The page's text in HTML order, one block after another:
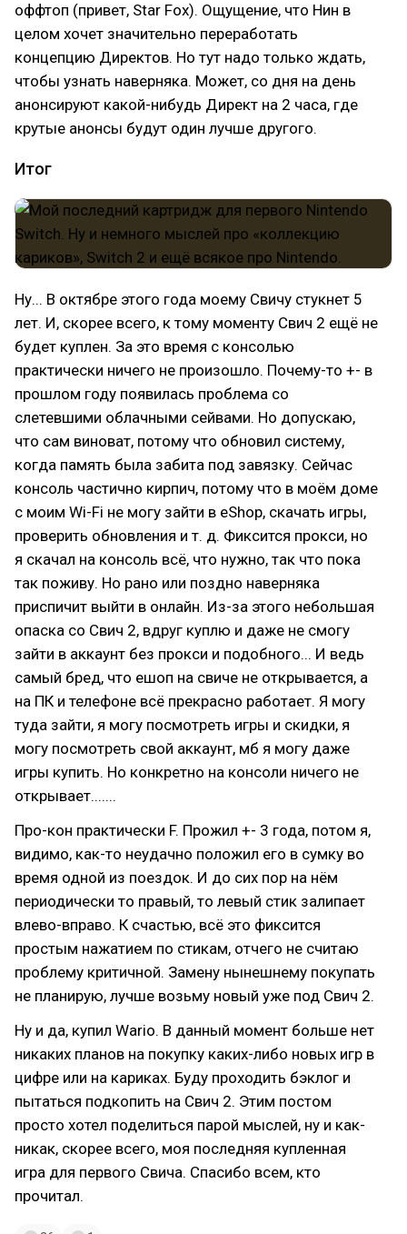
оффтоп (привет, Star Fox). Ощущение, что Нин в
целом хочет значительно переработать
концепцию Директов. Но тут надо только ждать,
чтобы узнать наверняка. Может, со дня на день
анонсируют какой-нибудь Директ на 2 часа, где
крутые анонсы будут один лучше другого.
Итог
Ну... В октябре этого года моему Свичу стукнет 5
лет. И, скорее всего, к тому моменту Свич 2 ещё не
будет куплен. За это время с консолью
практически ничего не произошло. Почему-то +- в
прошлом году появилась проблема со
слетевшими облачными сейвами. Но допускаю,
что сам виноват, потому что обновил систему,
когда память была забита под завязку. Сейчас
консоль частично кирпич, потому что в моём доме
с моим Wi-Fi не могу зайти в eShop, скачать игры,
проверить обновления и т. д. Фиксится прокси, но
я скачал на консоль всё, что нужно, так что пока
так поживу. Но рано или поздно наверняка
приспичит выйти в онлайн. Из-за этого небольшая
опаска со Свич 2, вдруг куплю и даже не смогу
зайти в аккаунт без прокси и подобного... И ведь
самый бред, что ешоп на свиче не открывается, а
на ПК и телефоне всё прекрасно работает. Я могу
туда зайти, я могу посмотреть игры и скидки, я
могу посмотреть свой аккаунт, мб я могу даже
игры купить. Но конкретно на консоли ничего не
открывает.......
Про-кон практически F. Прожил +- 3 года, потом я,
видимо, как-то неудачно положил его в сумку во
время одной из поездок. И до сих пор на нём
периодически то правый, то левый стик залипает
влево-вправо. К счастью, всё это фиксится
простым нажатием по стикам, отчего не считаю
проблему критичной. Замену нынешнему покупать
не планирую, лучше возьму новый уже под Свич 2.
Ну и да, купил Wario. В данный момент больше нет
никаких планов на покупку каких-либо новых игр в
цифре или на кариках. Буду проходить бэклог и
пытаться подкопить на Свич 2. Этим постом
просто хотел поделиться парой мыслей, ну и как-
никак, скорее всего, моя последняя купленная
игра для первого Свича. Спасибо всем, кто
прочитал.